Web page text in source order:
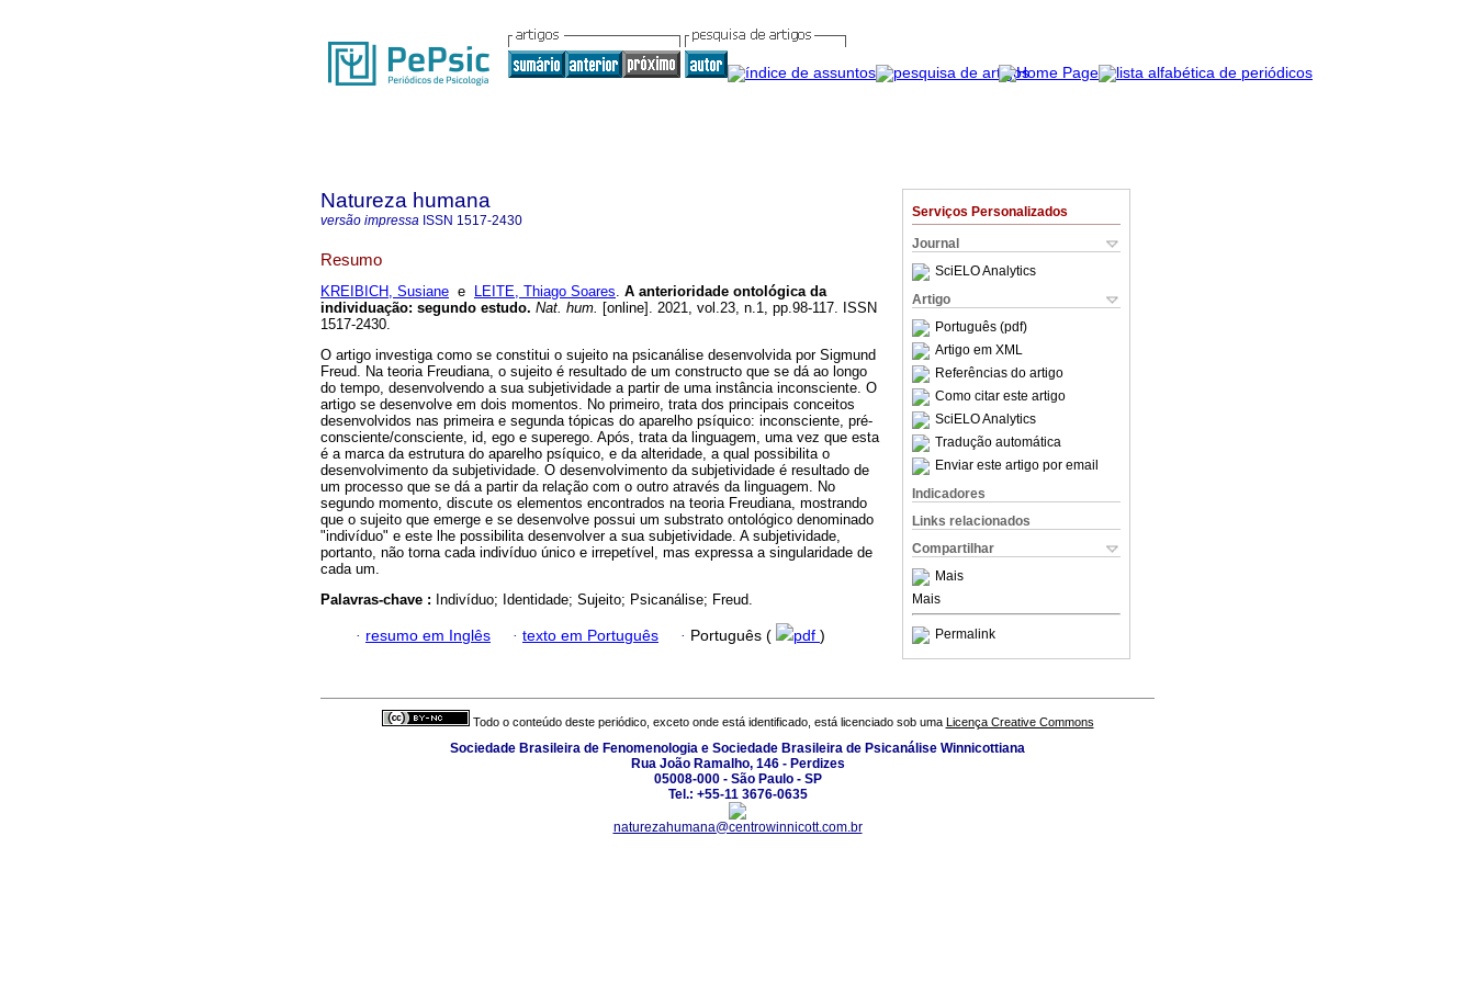
Serviços Personalizados
Journal
SciELO Analytics
Artigo
Português (pdf)
Artigo em XML
Referências do artigo
Como citar este artigo
SciELO Analytics
Tradução automática
Enviar este artigo por email
Indicadores
Links relacionados
Compartilhar
Mais
Mais
Permalink
Natureza humana
versão impressa ISSN 1517-2430
Resumo
KREIBICH, Susiane e LEITE, Thiago Soares. A anterioridade ontológica da
individuação: segundo estudo. Nat. hum. [online]. 2021, vol.23, n.1, pp.98-117. ISSN
1517-2430.
O artigo investiga como se constitui o sujeito na psicanálise desenvolvida por Sigmund
Freud. Na teoria Freudiana, o sujeito é resultado de um constructo que se dá ao longo
do tempo, desenvolvendo a sua subjetividade a partir de uma instância inconsciente. O
artigo se desenvolve em dois momentos. No primeiro, trata dos principais conceitos
desenvolvidos nas primeira e segunda tópicas do aparelho psíquico: inconsciente, pré-
consciente/consciente, id, ego e superego. Após, trata da linguagem, uma vez que esta
é a marca da estrutura do aparelho psíquico, e da alteridade, a qual possibilita o
desenvolvimento da subjetividade. O desenvolvimento da subjetividade é resultado de
um processo que se dá a partir da relação com o outro através da linguagem. No
segundo momento, discute os elementos encontrados na teoria Freudiana, mostrando
que o sujeito que emerge e se desenvolve possui um substrato ontológico denominado
"indivíduo" e este lhe possibilita desenvolver a sua subjetividade. A subjetividade,
portanto, não torna cada indivíduo único e irrepetível, mas expressa a singularidade de
cada um.
Palavras-chave : Indivíduo; Identidade; Sujeito; Psicanálise; Freud.
· resumo em Inglês · texto em Português · Português ( pdf )
Todo o conteúdo deste periódico, exceto onde está identificado, está licenciado sob uma Licença Creative Commons
Sociedade Brasileira de Fenomenologia e Sociedade Brasileira de Psicanálise Winnicottiana
Rua João Ramalho, 146 - Perdizes
05008-000 - São Paulo - SP
Tel.: +55-11 3676-0635
naturezahumana@centrowinnicott.com.br